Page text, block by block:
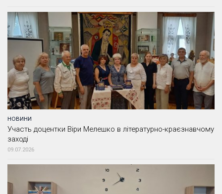
НОВИНИ
Участь доцентки Віри Мелешко в літературно-краєзнавчому
заході
09.07.2026